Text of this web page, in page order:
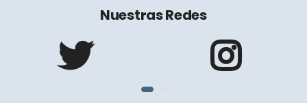
Nuestras Redes